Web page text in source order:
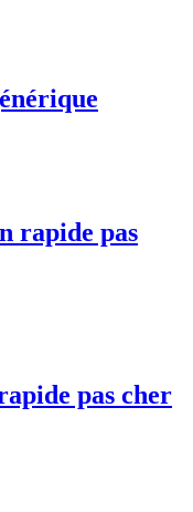
rapide pas
pas cher